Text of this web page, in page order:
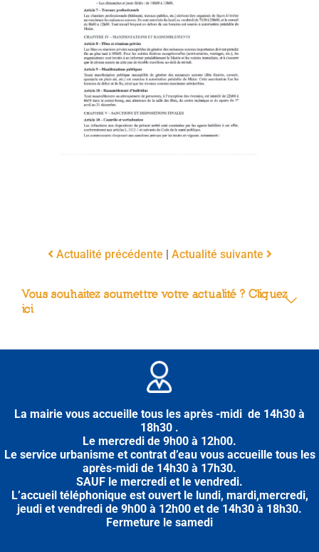
Actualité précédente Actualité suivante
Vous souhaitez soumettre votre actualité ? Cliquez
ici
La mairie vous accueille tous les après -midi de 14h30 à
18h30 .
Le mercredi de 9h00 à 12h00.
Le service urbanisme et contrat d’eau vous accueille tous les
après-midi de 14h30 à 17h30.
SAUF le mercredi et le vendredi.
L’accueil téléphonique est ouvert le lundi, mardi,mercredi,
jeudi et vendredi de 9h00 à 12h00 et de 14h30 à 18h30.
Fermeture le samedi